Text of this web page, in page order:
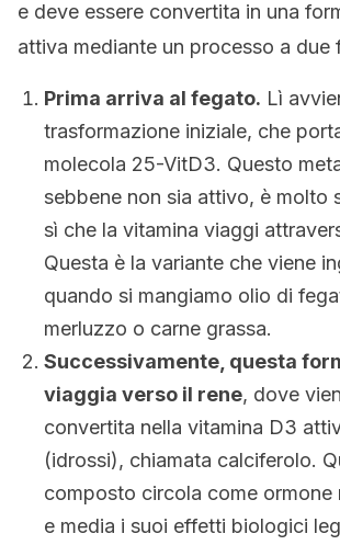
e deve essere convertita in una
attiva mediante un processo a due
Prima arriva al fegato. Lì
trasformazione iniziale, che
molecola 25-VitD3. Questo
sebbene non sia attivo, è molto
sì che la vitamina viaggi
Questa è la variante che viene
quando si mangiamo olio di
merluzzo o carne grassa.
Successivamente, questa
viaggia verso il rene, dove
convertita nella vitamina D3
(idrossi), chiamata calciferolo.
composto circola come ormone
e media i suoi effetti biologici